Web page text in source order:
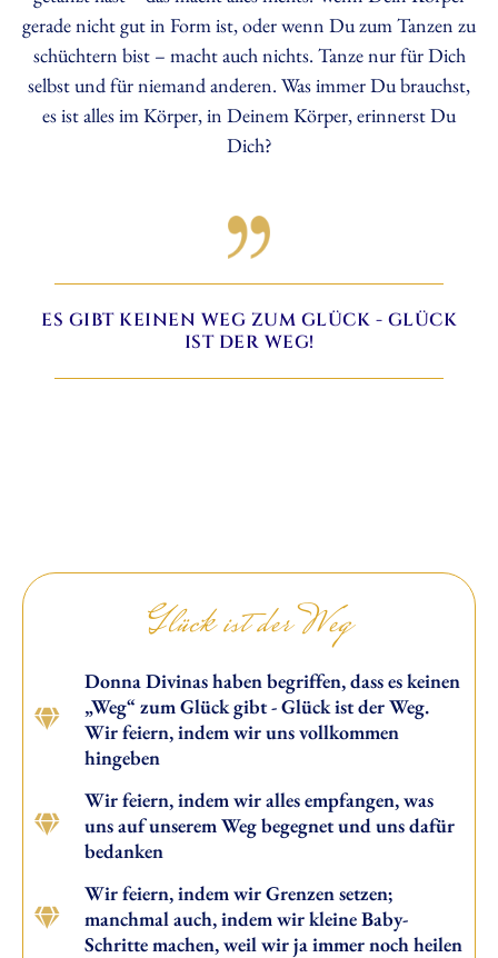
gerade nicht gut in Form ist, oder wenn Du zum Tanzen zu
schüchtern bist – macht auch nichts. Tanze nur für Dich
selbst und für niemand anderen. Was immer Du brauchst,
es ist alles im Körper, in Deinem Körper, erinnerst Du
Dich?
ES GIBT KEINEN WEG ZUM GLÜCK - GLÜCK
IST DER WEG!
Glück ist der Weg
Donna Divinas haben begriffen, dass es keinen
„Weg“ zum Glück gibt - Glück ist der Weg.
Wir feiern, indem wir uns vollkommen
hingeben
Wir feiern, indem wir alles empfangen, was
uns auf unserem Weg begegnet und uns dafür
bedanken
Wir feiern, indem wir Grenzen setzen;
manchmal auch, indem wir kleine Baby-
Schritte machen, weil wir ja immer noch heilen